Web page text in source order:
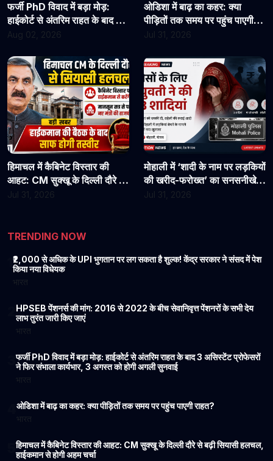
फर्जी PhD विवाद में बड़ा मोड़:
हाईकोर्ट से अंतरिम राहत के बाद 3
असिस्टेंट प्रोफेसरों ने फिर संभाला
सुनवाई
Aug 02, 2026
ओडिशा में बाढ़ का कहर: क्या
पीड़ितों तक समय पर पहुंच पाएगी
हिमाचल में कैबिनेट विस्तार की
आहट: CM सुक्खू के दिल्ली दौरे से
मोहाली में ‘शादी के नाम पर लड़कियों
की खरीद-फरोख्त’ का सनसनीखेज
TRENDING NOW
₹2,000 से अधिक के UPI भुगतान पर लग सकता है शुल्क! केंद्र सरकार ने संसद में पेश
किया नया विधेयक
HPSEB पेंशनर्स की मांग: 2016 से 2022 के बीच सेवानिवृत्त पेंशनरों के सभी देय
लाभ तुरंत जारी किए जाएं
3फर्जी PhD विवाद में बड़ा मोड़: हाईकोर्ट से अंतरिम राहत के बाद 3 असिस्टेंट प्रोफेसरों
ने फिर संभाला कार्यभार, 3 अगस्त को होगी अगली सुनवाई
ओडिशा में बाढ़ का कहर: क्या पीड़ितों तक समय पर पहुंच पाएगी राहत?
5हिमाचल में कैबिनेट विस्तार की आहट: CM सुक्खू के दिल्ली दौरे से बढ़ी सियासी हलचल,
हाईकमान से होगी अहम चर्चा